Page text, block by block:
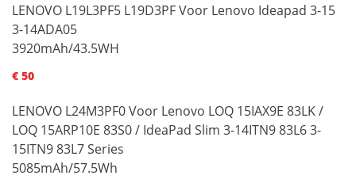
LENOVO L19L3PF5 L19D3PF Voor Lenovo Ideapad 3-15
3-14ADA05
3920mAh/43.5WH
€ 50
LENOVO L24M3PF0 Voor Lenovo LOQ 15IAX9E 83LK /
LOQ 15ARP10E 83S0 / IdeaPad Slim 3-14ITN9 83L6 3-
15ITN9 83L7 Series
5085mAh/57.5Wh